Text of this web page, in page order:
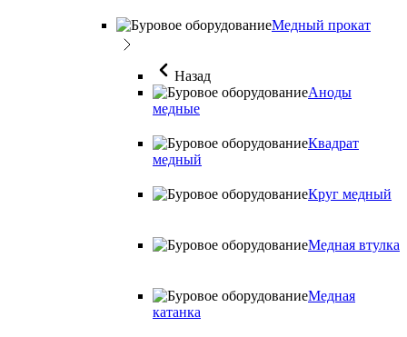
Медный прокат
Назад
Аноды
медные
Квадрат
медный
Круг медный
Медная втулка
Медная
катанка